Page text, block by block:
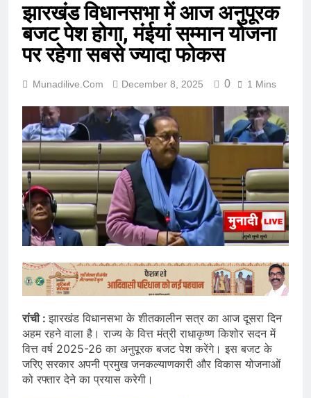
झारखंड विधानसभा में आज अनुपूरक
बजट पेश होगा, मंईयां सम्मान योजना
पर रहेगा सबसे ज्यादा फोकस
Munadilive.com December 8, 2025 0 1 Mins
रांची :झारखंड विधानसभा के शीतकालीन सत्र का आज दूसरा दिन
अहम रहने वाला है। राज्य के वित्त मंत्री राधाकृष्ण किशोर सदन में
वित्त वर्ष 2025-26 का अनुपूरक बजट पेश करेंगे। इस बजट के
जरिए सरकार अपनी प्रमुख जनकल्याणकारी और विकास योजनाओं
को रफ्तार देने का प्रयास करेगी।